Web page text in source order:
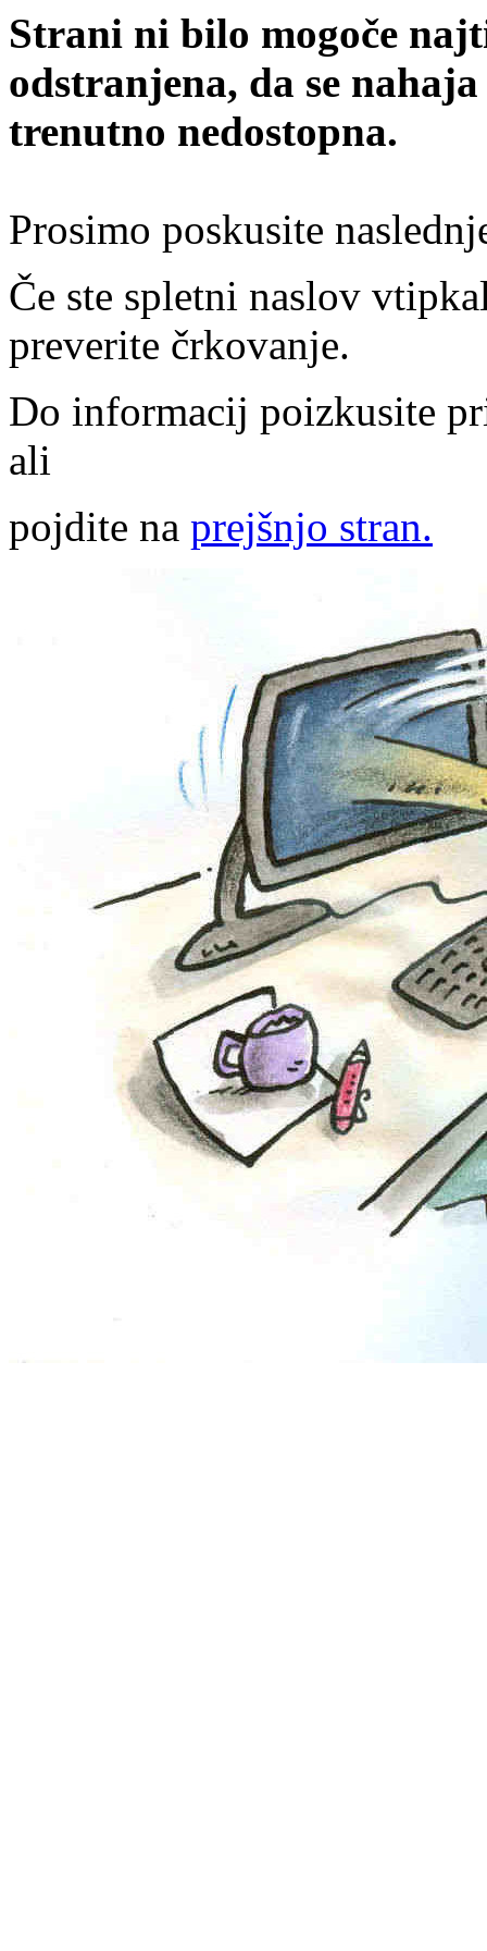
Strani ni bilo mogoče
odstranjena, da se
trenutno nedostopna.
Prosimo poskusite
Če ste spletni naslov
preverite črkovanje.
Do informacij poizkusite
ali
pojdite na prejšnjo stran.